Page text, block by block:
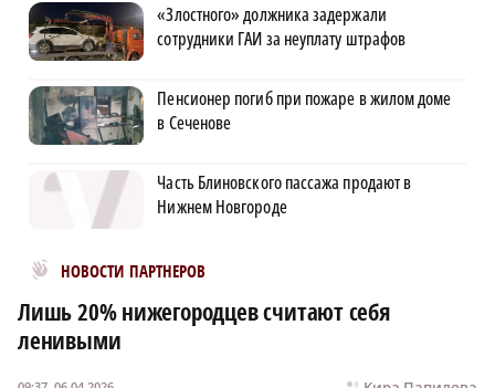
«Злостного» должника задержали
сотрудники ГАИ за неуплату штрафов
Пенсионер погиб при пожаре в жилом доме
в Сеченове
Часть Блиновского пассажа продают в
Нижнем Новгороде
НОВОСТИ ПАРТНЕРОВ
Новости МирТесен
Лишь 20% нижегородцев считают себя
ленивыми